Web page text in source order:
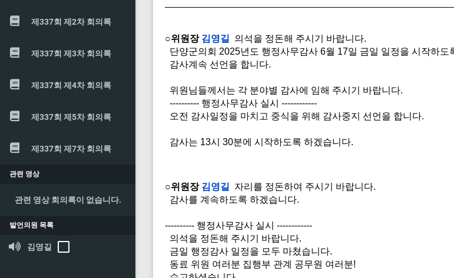
제337회 제2차 회의록
제337회 제3차 회의록
제337회 제4차 회의록
제337회 제5차 회의록
제337회 제7차 회의록
관련 영상
관련 영상 회의록이 없습니다.
발언의원 목록
김영길
○위원장 김영길
의석을 정돈해 주시기 바랍니다.
단양군의회 2025년도 행정사무감사 6월 17일 금일 일정을 시작하도
감사계속 선언을 합니다.
위원님들께서는 각 분야별 감사에 임해 주시기 바랍니다.
---------- 행정사무감사 실시 ------------
오전 감사일정을 마치고 중식을 위해 감사중지 선언을 합니다.
감사는 13시 30분에 시작하도록 하겠습니다.
○위원장 김영길
자리를 정돈하여 주시기 바랍니다.
감사를 계속하도록 하겠습니다.
---------- 행정사무감사 실시 ------------
의석을 정돈해 주시기 바랍니다.
금일 행정감사 일정을 모두 마쳤습니다.
동료 위원 여러분 집행부 관계 공무원 여러분!